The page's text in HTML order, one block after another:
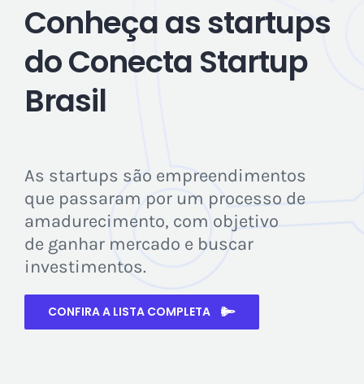
Conheça as startups
do Conecta Startup
Brasil
As startups são empreendimentos
que passaram por um processo de
amadurecimento, com objetivo
de ganhar mercado e buscar
investimentos.
CONFIRA A LISTA COMPLETA